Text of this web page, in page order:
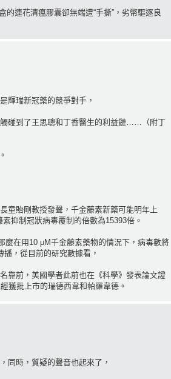
的連花清瘟膠囊卻無端遭“手撕”，劣幣驅逐良
輝瑞新冠藥的競爭對手，
碰到了王思聰和丁香醫生的利益鏈……（附丁
童貽剛教授發聲，千金藤素新藥可能明年上
抑制冠狀病毒覆制的倍數為15393倍。
麼在用10 μM千金藤素藥物的情況下，病毒數將
，從目前的研究數據看，
靠前，美國學者此前也在《科學》發表論文證
獲批上市的瑞德西韋和帕羅韋德。
同時，質疑的聲音也起來了，